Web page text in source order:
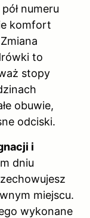
numeru
komfort
to
stopy
obuwie,
odciski.
i
dniu
miejscu.
wykonane